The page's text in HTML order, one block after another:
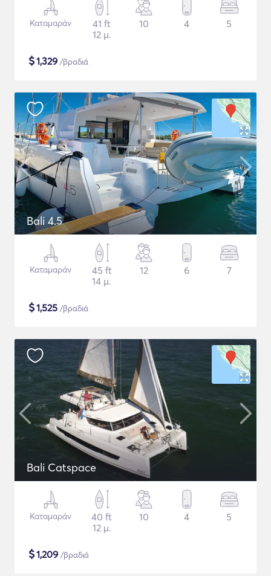
Καταμαράν
41 ft
12 μ.
10 4 5
$1,329 /βραδιά
Bali 4.5
Καταμαράν
45 ft
14 μ.
12 6 7
$1,525 /βραδιά
Bali Catspace
Καταμαράν
40 ft
12 μ.
10 4 5
$1,209 /βραδιά